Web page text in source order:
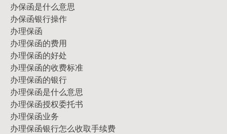
办保函是什么意思
办保函银行操作
办理保函
办理保函的费用
办理保函的好处
办理保函的收费标准
办理保函的银行
办理保函是什么意思
办理保函授权委托书
办理保函业务
办理保函银行怎么收取手续费